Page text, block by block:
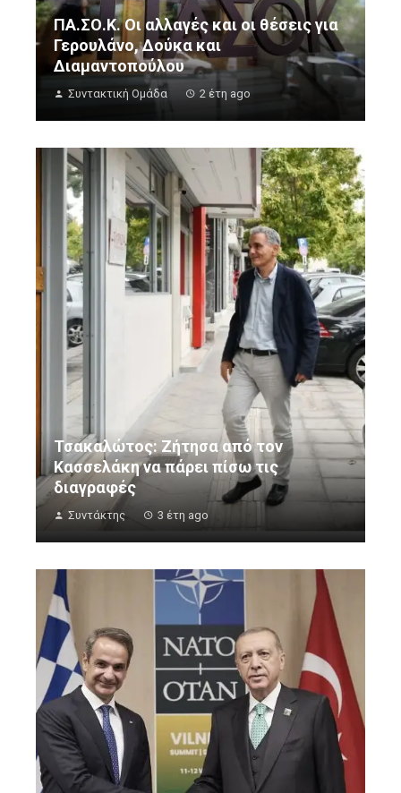
ΠΑ.ΣΟ.Κ. Οι αλλαγές και οι θέσεις για
Γερουλάνο, Δούκα και
Διαμαντοπούλου
Συντακτική Ομάδα 2 έτη ago
Τσακαλώτος: Ζήτησα από τον
Κασσελάκη να πάρει πίσω τις
διαγραφές
Συντάκτης 3 έτη ago